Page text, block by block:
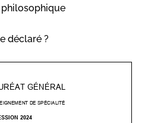
philosophique
déclaré ?